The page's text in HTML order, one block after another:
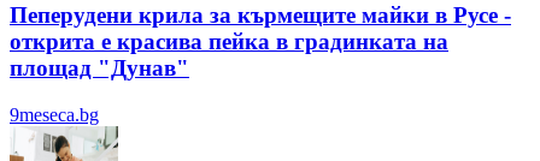
Пеперудени крила за кърмещите майки в Русе -
открита е красива пейка в градинката на
площад "Дунав"
9meseca.bg